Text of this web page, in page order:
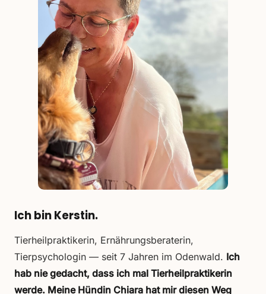
Ich bin Kerstin.
Tierheilpraktikerin, Ernährungsberaterin,
Tierpsychologin — seit 7 Jahren im Odenwald. Ich
hab nie gedacht, dass ich mal Tierheilpraktikerin
werde. Meine Hündin Chiara hat mir diesen Weg